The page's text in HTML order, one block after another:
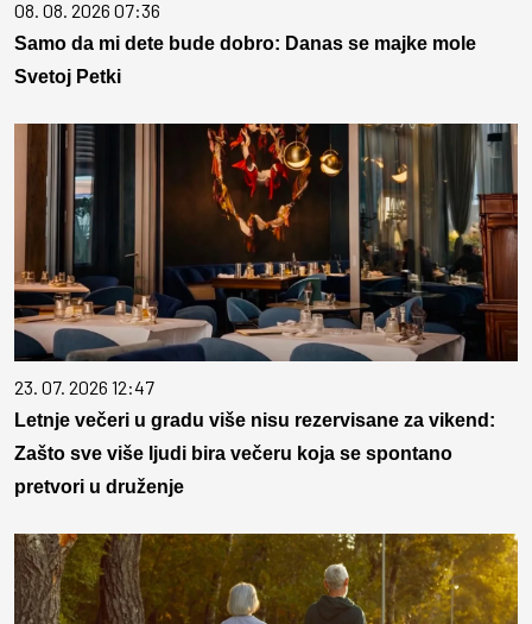
08. 08. 2026 07:36
Samo da mi dete bude dobro: Danas se majke mole
Svetoj Petki
23. 07. 2026 12:47
Letnje večeri u gradu više nisu rezervisane za vikend:
Zašto sve više ljudi bira večeru koja se spontano
pretvori u druženje